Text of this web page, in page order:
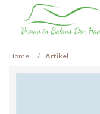
Category:
Home Artikel